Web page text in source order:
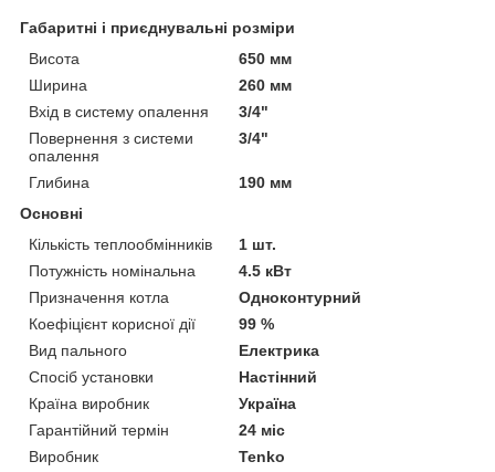
Габаритні і приєднувальні розміри
Висота
650 мм
Ширина
260 мм
Вхід в систему опалення
3/4"
Повернення з системи
опалення
3/4"
Глибина
190 мм
Основні
Кількість теплообмінників
1 шт.
Потужність номінальна
4.5 кВт
Призначення котла
Одноконтурний
Коефіцієнт корисної дії
99 %
Вид пального
Електрика
Спосіб установки
Настінний
Країна виробник
Україна
Гарантійний термін
24 міс
Виробник
Tenko